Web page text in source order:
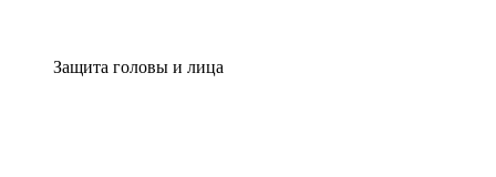
Защита головы и лица